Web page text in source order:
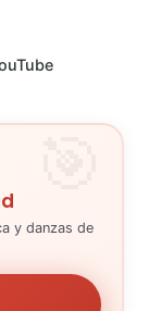
y danzas de